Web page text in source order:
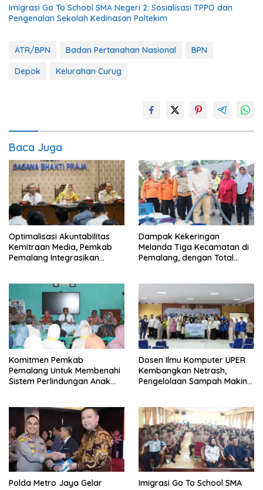
Imigrasi Go To School SMA Negeri 2: Sosialisasi TPPO dan
Pengenalan Sekolah Kedinasan Poltekim
ATR/BPN Badan Pertanahan Nasional
BPN
Depok
Kelurahan Curug
Baca Juga
​Optimalisasi Akuntabilitas
Kemitraan Media, Pemkab
Pemalang Integrasikan
Dampak Kekeringan
Melanda Tiga Kecamatan di
Pemalang, dengan Total
Komitmen Pemkab
Pemalang Untuk Membenahi
Sistem Perlindungan Anak
Dosen Ilmu Komputer UPER
Kembangkan Netrash,
Pengelolaan Sampah Makin
Polda Metro Jaya Gelar
Imigrasi Go To School SMA